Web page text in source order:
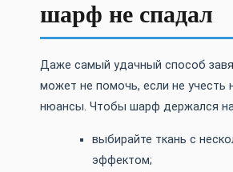
шарф не спадал
Даже самый удачный способ
может не помочь, если не учесть
нюансы. Чтобы шарф держался на
выбирайте ткань с
эффектом;